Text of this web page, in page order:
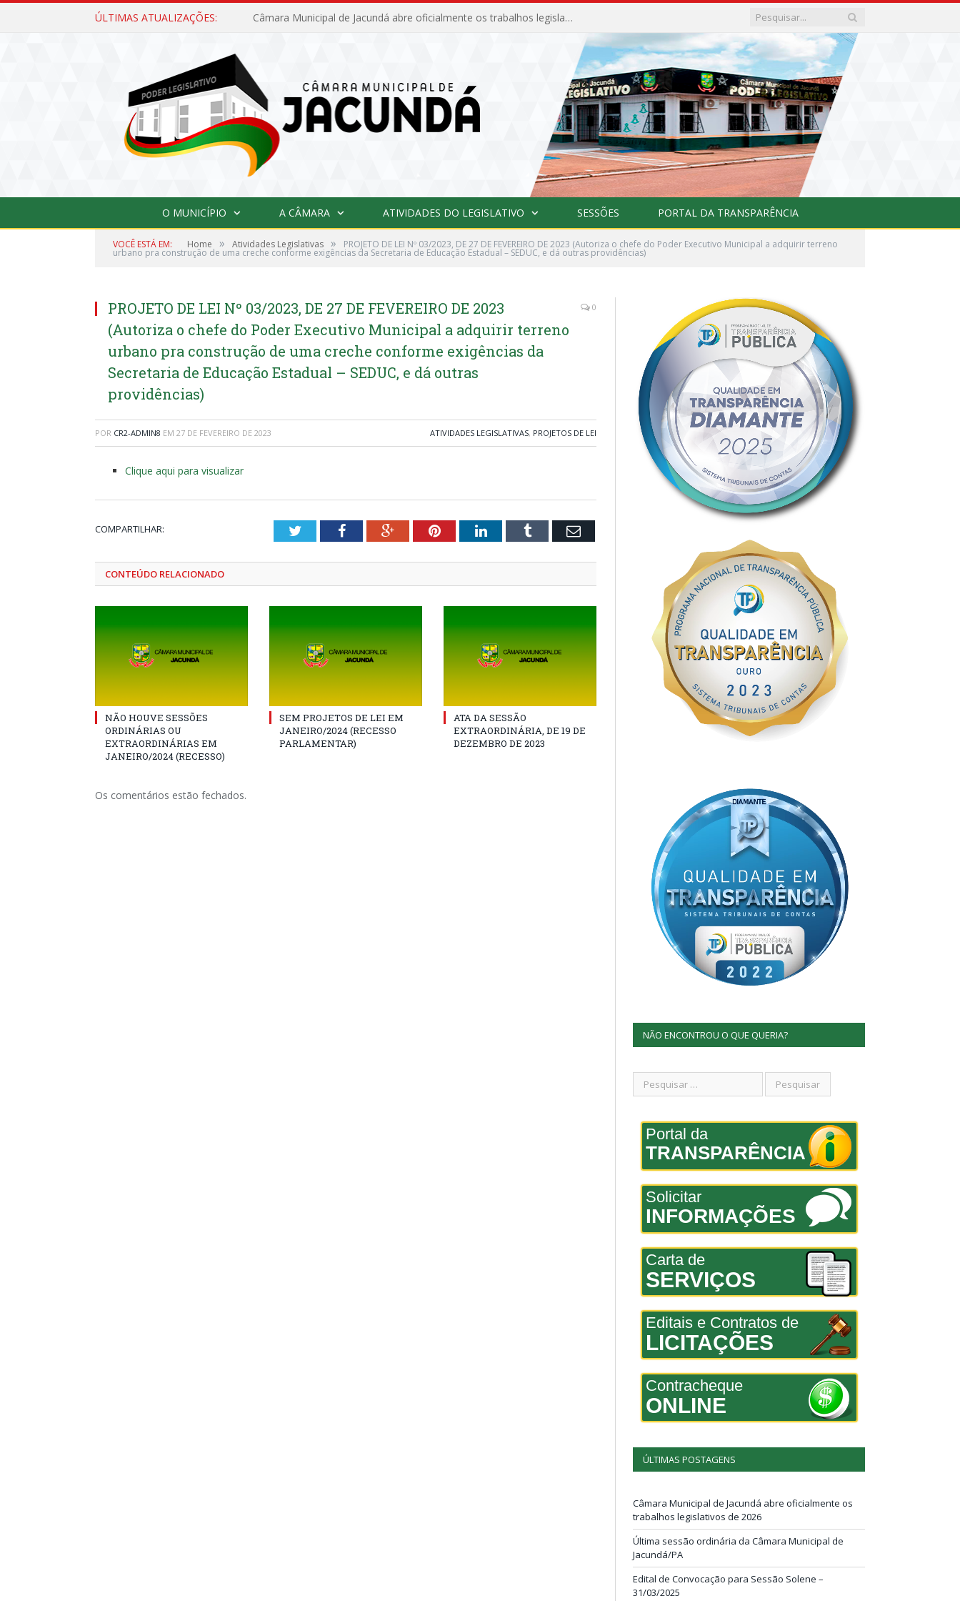
ÚLTIMAS ATUALIZAÇÕES: Câmara Municipal de Jacundá abre oficialmente os trabalhos legislativos de 2026
O MUNICÍPIO A CÂMARA ATIVIDADES DO LEGISLATIVO SESSÕES PORTAL DA TRANSPARÊNCIA
VOCÊ ESTÁ EM: Home » Atividades Legislativas » PROJETO DE LEI Nº 03/2023, DE 27 DE FEVEREIRO DE 2023 (Autoriza o chefe do Poder Executivo Municipal a adquirir terreno
urbano pra construção de uma creche conforme exigências da Secretaria de Educação Estadual – SEDUC, e dá outras providências)
PROJETO DE LEI Nº 03/2023, DE 27 DE FEVEREIRO DE 2023
(Autoriza o chefe do Poder Executivo Municipal a adquirir terreno
urbano pra construção de uma creche conforme exigências da
Secretaria de Educação Estadual – SEDUC, e dá outras
providências)
0
POR CR2-ADMIN8 EM 27 DE FEVEREIRO DE 2023 ATIVIDADES LEGISLATIVAS, PROJETOS DE LEI
Clique aqui para visualizar
COMPARTILHAR: TwitterFacebookGoogle+PinterestLinkedInTumblr Email
CONTEÚDO RELACIONADO
NÃO HOUVE SESSÕES
ORDINÁRIAS OU
EXTRAORDINÁRIAS EM
JANEIRO/2024 (RECESSO)
SEM PROJETOS DE LEI EM
JANEIRO/2024 (RECESSO
PARLAMENTAR)
ATA DA SESSÃO
EXTRAORDINÁRIA, DE 19 DE
DEZEMBRO DE 2023
Os comentários estão fechados.
NÃO ENCONTROU O QUE QUERIA?
Portal da
TRANSPARÊNCIA
Solicitar
INFORMAÇÕES
Carta de
SERVIÇOS
Editais e Contratos de
LICITAÇÕES
Contracheque
ONLINE
ÚLTIMAS POSTAGENS
Câmara Municipal de Jacundá abre oficialmente os
trabalhos legislativos de 2026
Última sessão ordinária da Câmara Municipal de
Jacundá/PA
Edital de Convocação para Sessão Solene –
31/03/2025